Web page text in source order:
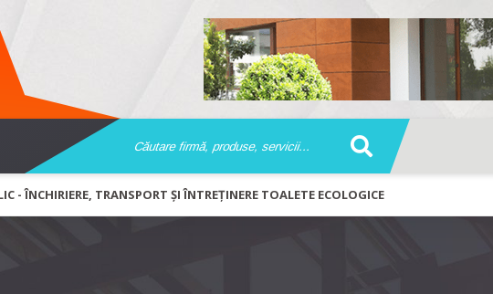
- ÎNCHIRIERE, TRANSPORT ȘI ÎNTREȚINERE TOALETE ECOLOGICE